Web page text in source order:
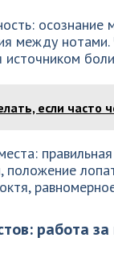
между
источником
если часто
положение
работа